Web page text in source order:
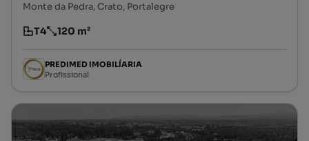
Monte da Pedra, Crato, Portalegre
Tipologia
T4
Preço por metro quadrado
120 m²
PREDIMED IMOBILÍARIA
Profissional